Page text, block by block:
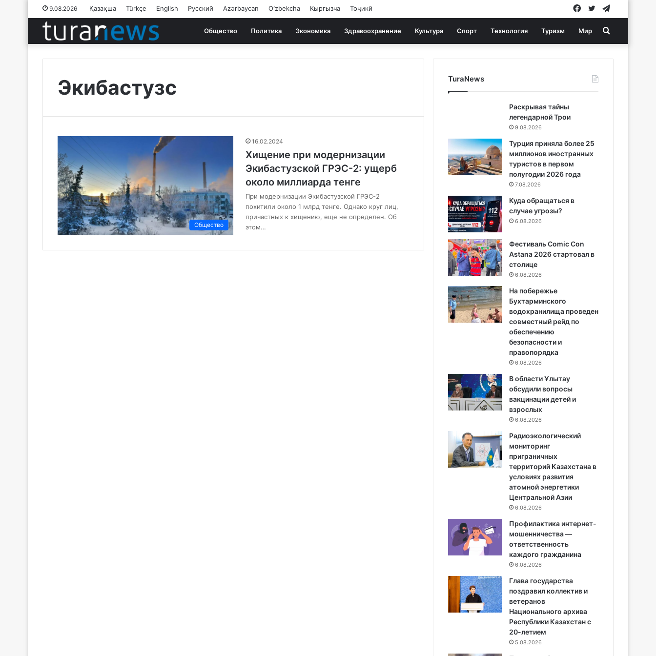
9.08.2026 Қазақша Türkçe English Русский Azərbaycan Oʻzbekcha Кыргызча Тоҷикӣ Twitter
Facebook
Общество Политика Экономика Здравоохранение Культура Спорт Технология Туризм Мир Search
for
Экибастузс
Общество
16.02.2024
Хищение при модернизации
Экибастузской ГРЭС-2: ущерб
около миллиарда тенге
При модернизации Экибастузской ГРЭС-2
похитили около 1 млрд тенге. Однако круг лиц,
причастных к хищению, еще не определен. Об
этом…
TuraNews
Раскрывая тайны
легендарной Трои
9.08.2026
Турция приняла более 25
миллионов иностранных
туристов в первом
полугодии 2026 года
7.08.2026
Куда обращаться в
случае угрозы?
6.08.2026
Фестиваль Comic Con
Astana 2026 стартовал в
столице
6.08.2026
На побережье
Бухтарминского
водохранилища проведен
совместный рейд по
обеспечению
безопасности и
правопорядка
6.08.2026
В области Ұлытау
обсудили вопросы
вакцинации детей и
взрослых
6.08.2026
Радиоэкологический
мониторинг
приграничных
территорий Казахстана в
условиях развития
атомной энергетики
Центральной Азии
6.08.2026
Профилактика интернет-
мошенничества —
ответственность
каждого гражданина
6.08.2026
Глава государства
поздравил коллектив и
ветеранов
Национального архива
Республики Казахстан с
20-летием
5.08.2026